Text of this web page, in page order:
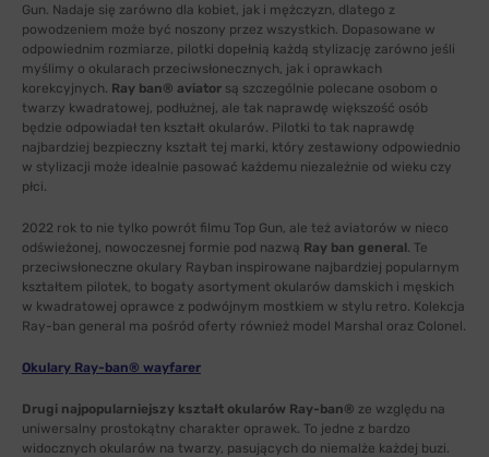
Gun. Nadaje się zarówno dla kobiet, jak i mężczyzn, dlatego z
powodzeniem może być noszony przez wszystkich. Dopasowane w
odpowiednim rozmiarze, pilotki dopełnią każdą stylizację zarówno jeśli
myślimy o okularach przeciwsłonecznych, jak i oprawkach
korekcyjnych. Ray ban® aviator są szczególnie polecane osobom o
twarzy kwadratowej, podłużnej, ale tak naprawdę większość osób
będzie odpowiadał ten kształt okularów. Pilotki to tak naprawdę
najbardziej bezpieczny kształt tej marki, który zestawiony odpowiednio
w stylizacji może idealnie pasować każdemu niezależnie od wieku czy
płci.
2022 rok to nie tylko powrót filmu Top Gun, ale też aviatorów w nieco
odświeżonej, nowoczesnej formie pod nazwą Ray ban general . Te
przeciwsłoneczne okulary Rayban inspirowane najbardziej popularnym
kształtem pilotek, to bogaty asortyment okularów damskich i męskich
w kwadratowej oprawce z podwójnym mostkiem w stylu retro. Kolekcja
Ray-ban general ma pośród oferty również model Marshal oraz Colonel.
Okulary Ray-ban® wayfarer
Drugi najpopularniejszy kształt okularów Ray-ban® ze względu na
uniwersalny prostokątny charakter oprawek. To jedne z bardzo
widocznych okularów na twarzy, pasujących do niemalże każdej buzi.